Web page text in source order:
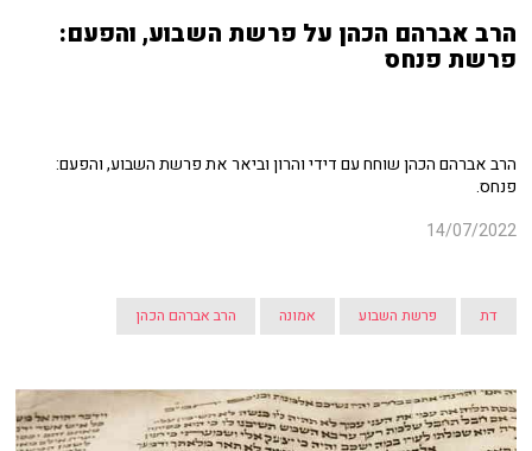
הרב אברהם הכהן על פרשת השבוע, והפעם:
פרשת פנחס
הרב אברהם הכהן שוחח עם דידי והרון וביאר את פרשת השבוע, והפעם:
פנחס.
14/07/2022
דת פרשת השבוע אמונה הרב אברהם הכהן